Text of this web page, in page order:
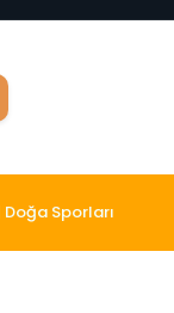
Doğa Sporları